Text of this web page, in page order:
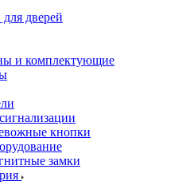
дверей
и комплектующие
кнопки
замки